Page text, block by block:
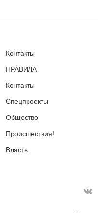
Контакты
ПРАВИЛА
Контакты
Спецпроекты
Общество
Происшествия!
Власть